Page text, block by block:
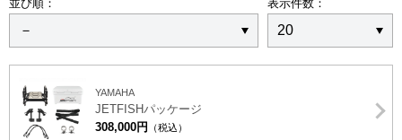
並び順： 表示件数：
YAMAHA
JETFISHパッケージ
308,000円
（税込）